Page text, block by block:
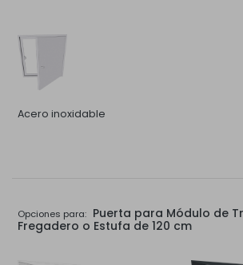
Acero inoxidable
Opciones para: Puerta para Módulo de
Fregadero o Estufa de 120 cm